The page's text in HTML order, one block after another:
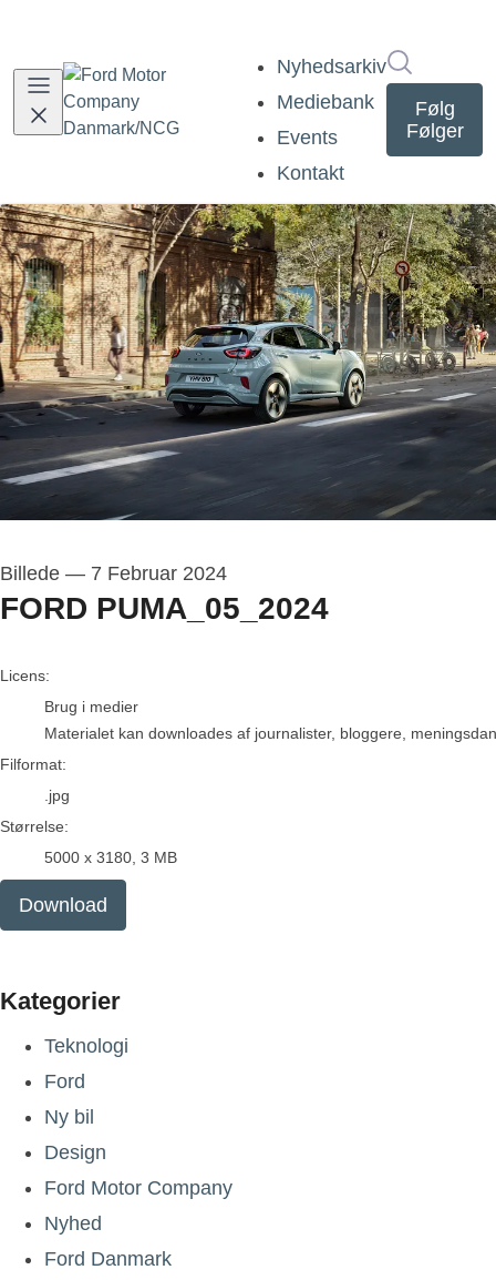
Nyhedsarkiv
Mediebank
Events
Kontakt
Følg
Følger
Billede — 7 Februar 2024
FORD PUMA_05_2024
go to media item
Licens:
Brug i medier
Materialet kan downloades af journalister, bloggere,
Filformat:
.jpg
Størrelse:
5000 x 3180, 3 MB
Download
Kategorier
Teknologi
Ford
Ny bil
Design
Ford Motor Company
Nyhed
Ford Danmark